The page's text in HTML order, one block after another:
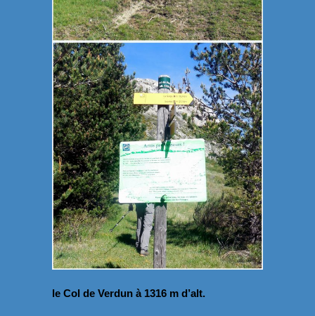
le Col de Verdun à 1316 m d’alt.